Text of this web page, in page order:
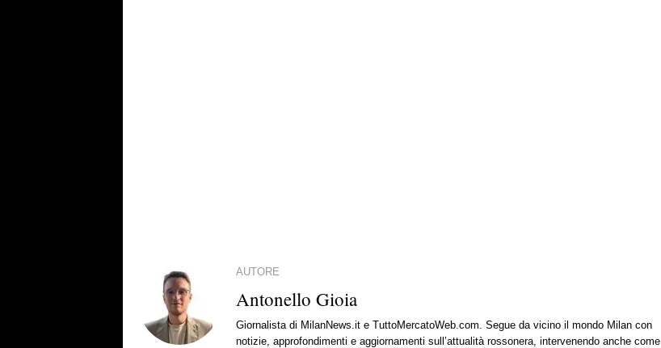
AUTORE
Antonello Gioia
Giornalista di MilanNews.it e TuttoMercatoWeb.com. Segue da vicino il mondo Milan con
notizie, approfondimenti e aggiornamenti sull’attualità rossonera, intervenendo anche come